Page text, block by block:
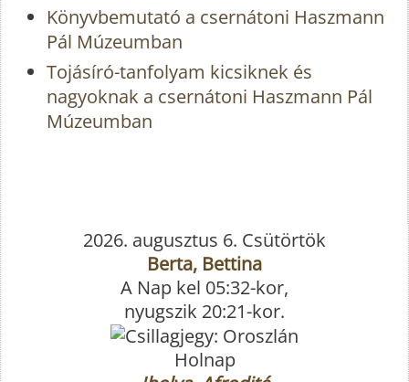
Könyvbemutató a csernátoni Haszmann
Pál Múzeumban
Tojásíró-tanfolyam kicsiknek és
nagyoknak a csernátoni Haszmann Pál
Múzeumban
2026. augusztus 6. Csütörtök
Berta, Bettina
A Nap kel 05:32-kor,
nyugszik 20:21-kor.
Holnap